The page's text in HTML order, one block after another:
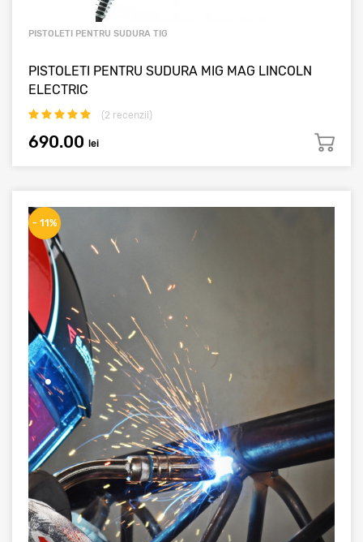
PISTOLETI PENTRU SUDURA TIG
PISTOLETI PENTRU SUDURA MIG MAG LINCOLN
ELECTRIC
(2 recenzii)
690.00 lei
- 11%